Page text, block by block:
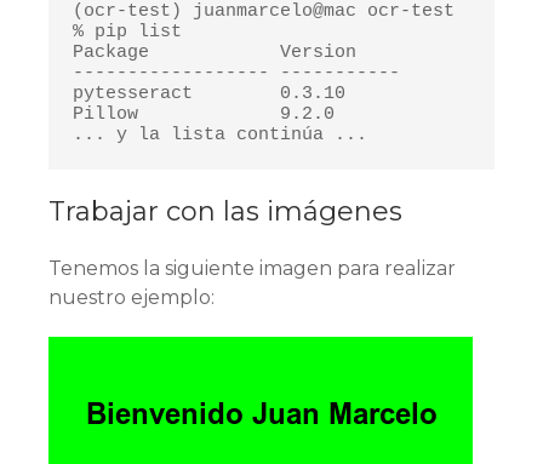
(ocr-test) juanmarcelo@mac ocr-test
% pip list
Package            Version
------------------ -----------
pytesseract        0.3.10
Pillow             9.2.0
... y la lista continúa ...
Trabajar con las imágenes
Tenemos la siguiente imagen para realizar
nuestro ejemplo: